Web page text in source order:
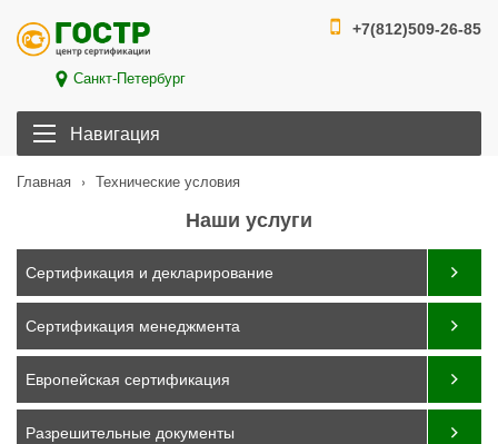
Санкт-Петербург
+7(812)509-26-85
Навигация
Главная › Технические условия
Наши услуги
Сертификация и декларирование
Сертификация менеджмента
Европейская сертификация
Разрешительные документы